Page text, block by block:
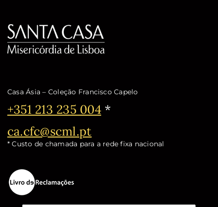
Casa Ásia – Coleção Francisco Capelo
Telefone:
+351 213 235 004*
Email:
ca.cfc@scml.pt
* Custo de chamada para a rede fixa nacional